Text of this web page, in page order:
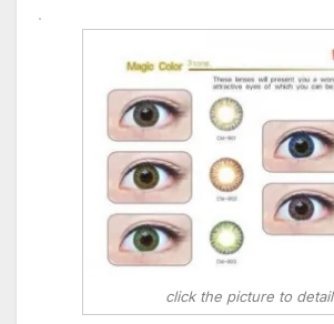
click the picture to detail